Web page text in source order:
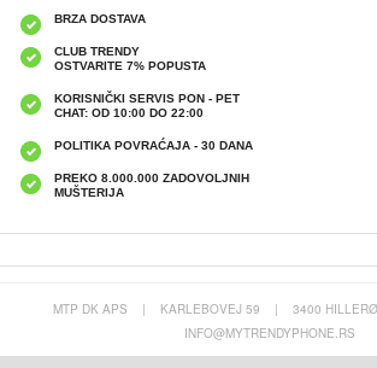
BRZA DOSTAVA
CLUB TRENDY
OSTVARITE 7% POPUSTA
KORISNIČKI SERVIS PON - PET
CHAT: OD 10:00 DO 22:00
POLITIKA POVRAĆAJA - 30 DANA
PREKO 8.000.000 ZADOVOLJNIH
MUŠTERIJA
MTP DK APS | KARLEBOVEJ 59 | 3400
INFO@MYTRENDYPHONE.RS